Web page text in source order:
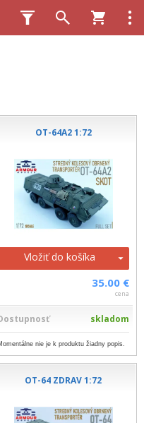
OT-64A2 1:72
Vložiť do košíka
35.00 €
cena
skladom
nie je k produktu žiadny popis.
OT-64 ZDRAV 1:72